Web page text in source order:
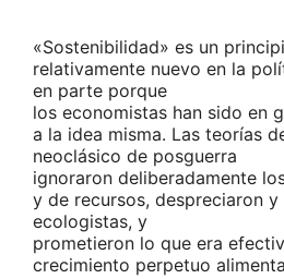
«Sostenibilidad» es un
relativamente nuevo en la
en parte porque
los economistas han sido en
a la idea misma. Las teorías
neoclásico de posguerra
ignoraron deliberadamente
y de recursos, despreciaron
ecologistas, y
prometieron lo que era
crecimiento perpetuo